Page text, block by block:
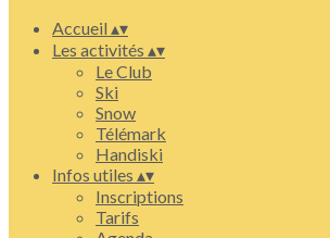
Accueil ▴▾
Les activités ▴▾
Le Club
Ski
Snow
Télémark
Handiski
Infos utiles ▴▾
Inscriptions
Tarifs